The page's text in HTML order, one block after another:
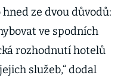
ze dvou důvodů:
ve spodních
rozhodnutí hotelů
služeb,“ dodal